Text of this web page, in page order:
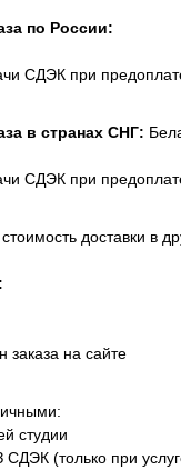
по России:
СДЭК при
в странах СНГ:
СДЭК при
доставки в
на сайте
студии
СДЭК (только при